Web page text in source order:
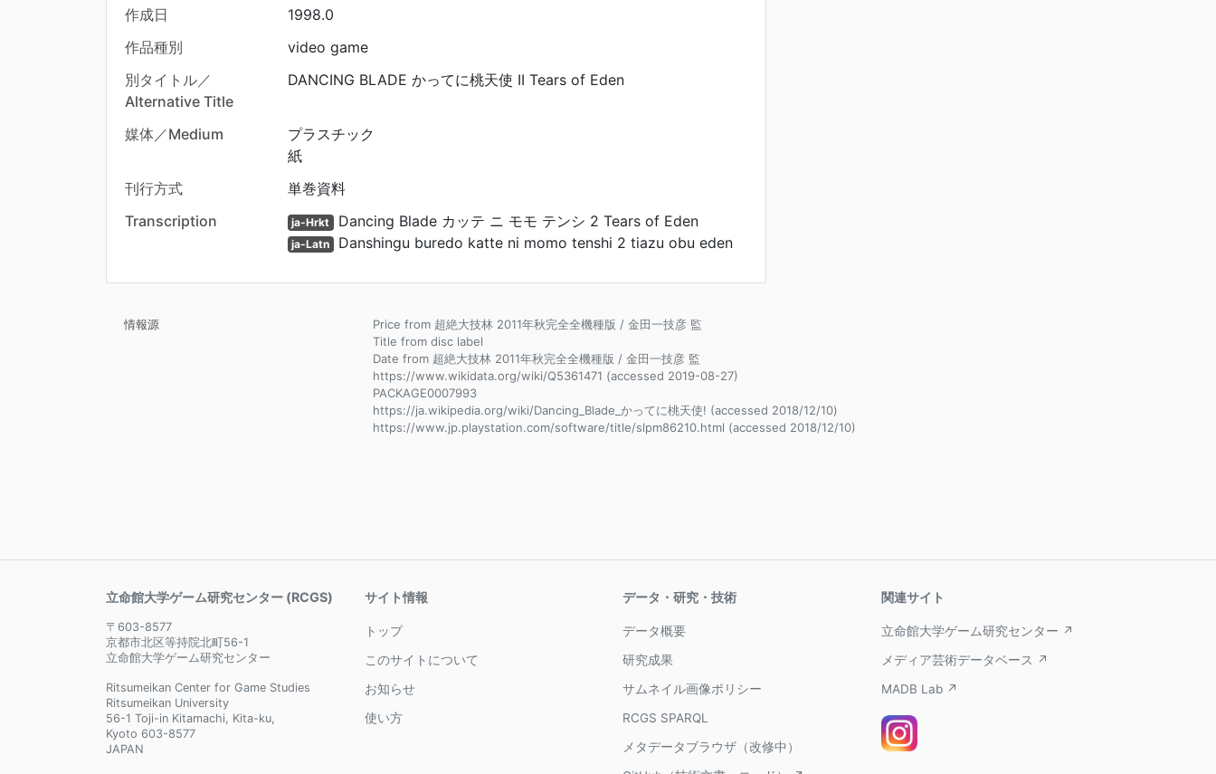
作成日
1998.0
作品種別
video game
別タイトル／
Alternative Title
DANCING BLADE かってに桃天使 II Tears of Eden
媒体／Medium
プラスチック
紙
刊行方式
単巻資料
Transcription
ja-Hrkt Dancing Blade カッテ ニ モモ テンシ 2 Tears of Eden
ja-Latn Danshingu buredo katte ni momo tenshi 2 tiazu obu eden
情報源
Price from 超絶大技林 2011年秋完全全機種版 / 金田一技彦 監
Title from disc label
Date from 超絶大技林 2011年秋完全全機種版 / 金田一技彦 監
https://www.wikidata.org/wiki/Q5361471 (accessed 2019-08-27)
PACKAGE0007993
https://ja.wikipedia.org/wiki/Dancing_Blade_かってに桃天使! (accessed 2018/12/10)
https://www.jp.playstation.com/software/title/slpm86210.html (accessed 2018/12/10)
立命館大学ゲーム研究センター (RCGS)
〒603-8577
京都市北区等持院北町56-1
立命館大学ゲーム研究センター
Ritsumeikan Center for Game Studies
Ritsumeikan University
56-1 Toji-in Kitamachi, Kita-ku,
Kyoto 603-8577
JAPAN
サイト情報
トップ
このサイトについて
お知らせ
使い方
データ・研究・技術
データ概要
研究成果
サムネイル画像ポリシー
RCGS SPARQL
メタデータブラウザ（改修中）
関連サイト
立命館大学ゲーム研究センター ↗
メディア芸術データベース ↗
MADB Lab ↗